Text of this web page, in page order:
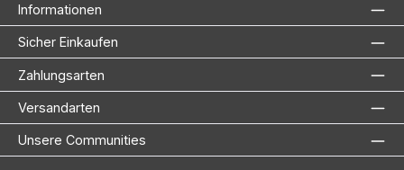
Informationen
Sicher Einkaufen
Zahlungsarten
Versandarten
Unsere Communities